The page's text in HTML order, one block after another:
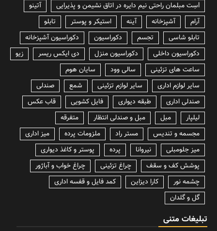
lسِت مبلمان راحتی نیم دایره در اتاق نشیمن و پذیرایی
آتینو
آرام
آشپزخانه آینه استیکر و پوستر
تابلو
تابلو شاسی
تجسم دکوراسیون
دکوراسیون آشپزخانه
دکوراسیون داخلی
دکوراسیون منزل دی ایکس ریسر
زیو
ساعت های تزئینی
سالی وود
سایان هوم
سایر لوازم اداری
سایر لوازم تزئینی شمع
صندلی
صندلی اداری
طبقه دیواری فایل کشویی
قاب عکس
لیلپار
مبل مبل و صندلی انتظار
متفرقه
مجسمه و تندیس
مستر راد ملزومات پرده
میز اداری
میز جلومبلی
نیروانا پرده
پوستر و کاغذ دیواری
پوشش کف و سقف
چراغ تزئینی
چراغ خواب و آباژور
چشمه نور
کارا دیزاین
کمد فایل و قفسه اداری
گل و گلدان
تبلیغات متنی